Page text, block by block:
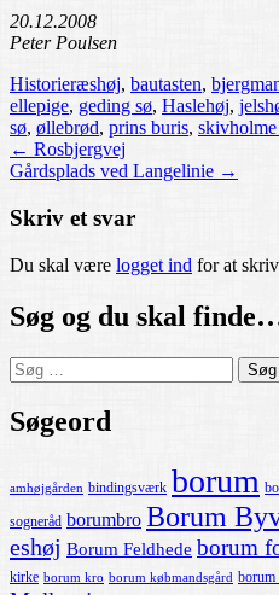
20.12.2008
Peter Poulsen
Historieræshøj, bautasten,
ellepige, geding sø, Haslehøj,
sø, øllebrød, prins buris,
Post
navigation
← Rosbjergvej
Gårdsplads ved Langelinie →
Skriv et svar
Du skal være logget ind for at
Søg og du skal
Søg
efter:
Søgeord
amhøjgården bindingsværk borum
sogneråd borumbro Borum
eshøj Borum Feldhede borum
kirke borum kro borum købmandsgård borum